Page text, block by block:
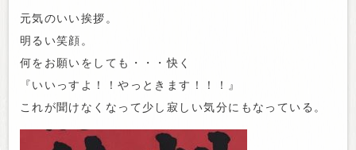
元気のいい挨拶。
明るい笑顔。
何をお願いをしても・・・快く
『いいっすよ！！やっときます！！！』
これが聞けなくなって少し寂しい気分にもなっている。